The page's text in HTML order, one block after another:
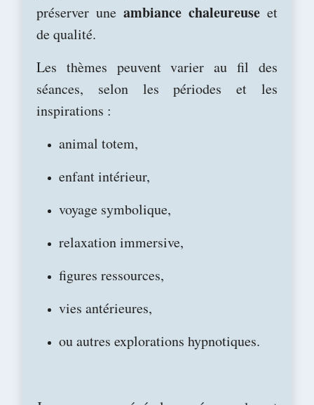
préserver une ambiance chaleureuse et
de qualité.
Les thèmes peuvent varier au fil des
séances, selon les périodes et les
inspirations :
animal totem,
enfant intérieur,
voyage symbolique,
relaxation immersive,
figures ressources,
vies antérieures,
ou autres explorations hypnotiques.